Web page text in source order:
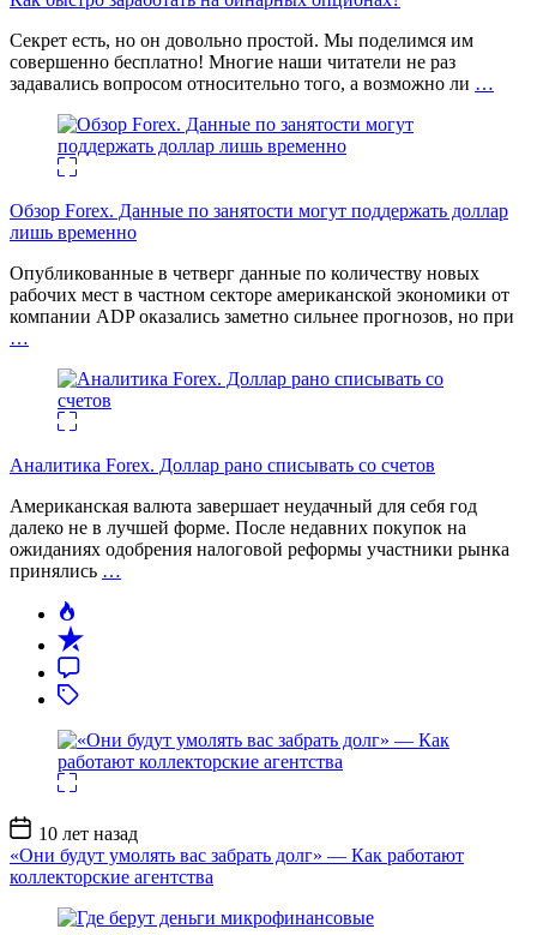
Секрет есть, но он довольно простой. Мы поделимся им
совершенно бесплатно! Многие наши читатели не раз
задавались вопросом относительно того, а возможно ли …
Обзор Forex. Данные по занятости могут поддержать доллар
лишь временно
Опубликованные в четверг данные по количеству новых
рабочих мест в частном секторе американской экономики от
компании ADP оказались заметно сильнее прогнозов, но при
…
Аналитика Forex. Доллар рано списывать со счетов
Американская валюта завершает неудачный для себя год
далеко не в лучшей форме. После недавних покупок на
ожиданиях одобрения налоговой реформы участники рынка
принялись …
Дата
записи
10 лет назад
«Они будут умолять вас забрать долг» — Как работают
коллекторские агентства